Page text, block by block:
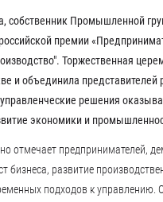
собственник Промышленной
премии
Торжественная
и объединила представителей
решения
экономики и
отмечает предпринимателей,
бизнеса, развитие
подходов к управлению.